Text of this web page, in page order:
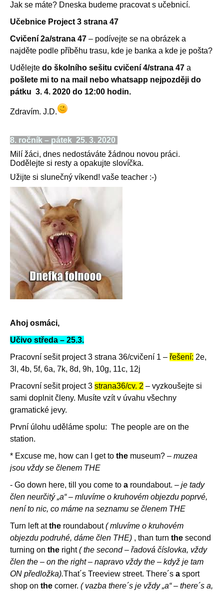
Jak se máte? Dneska budeme pracovat s učebnicí.
Učebnice Project 3 strana 47
Cvičení 2a/strana 47 – podívejte se na obrázek a
najděte podle příběhu trasu, kde je banka a kde je pošta?
Udělejte do školního sešitu cvičení 4/strana 47 a
pošlete mi to na mail nebo whatsapp nejpozději do
pátku 3. 4. 2020 do 12:00 hodin.
Zdravím. J.D.
8. ročník – pátek 25. 3. 2020
Milí žáci, dnes nedostáváte žádnou novou práci.
Dodělejte si resty a opakujte slovíčka.
Užijte si slunečný víkend! vaše teacher :-)
Ahoj osmáci,
Učivo středa – 25.3.
Pracovní sešit project 3 strana 36/cvičení 1 – řešení: 2e,
3l, 4b, 5f, 6a, 7k, 8d, 9h, 10g, 11c, 12j
Pracovní sešit project 3 strana36/cv. 2 – vyzkoušejte si
sami doplnit členy. Musíte vzít v úvahu všechny
gramatické jevy.
První úlohu uděláme spolu: The people are on the
station.
* Excuse me, how can I get to the museum? – muzea
jsou vždy se členem THE
- Go down here, till you come to a roundabout. – je tady
člen neurčitý „a“ – mluvíme o kruhovém objezdu poprvé,
není to nic, co máme na seznamu se členem THE
Turn left atthe roundabout( mluvíme o kruhovém
objezdu podruhé, dáme člen THE) , than turn the second
turning on the right( the second – řadová číslovka, vždy
člen the – on the right – napravo vždy the – když je tam
ON předložka).That´s Treeview street. There´s a sport
shop on the corner. ( vazba there´s je vždy „a“ – there´s a,